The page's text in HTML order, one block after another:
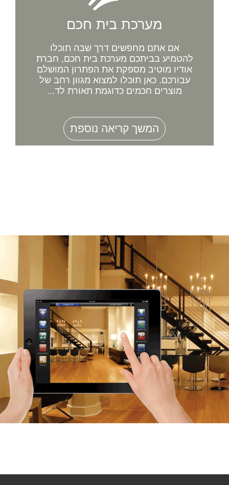
מערכת בית חכם
אם אתם מחפשים דרך שבה תוכלו
להטמיע בביתכם מערכת בית חכם, חברת
אודיו מוטיב מספקת את הפתרון המושלם
עבורכם. כאן תוכלו למצוא מגוון רחב של
מוצרים חכמים כדוגמת תאורת לד...
המשך קריאה נוספת